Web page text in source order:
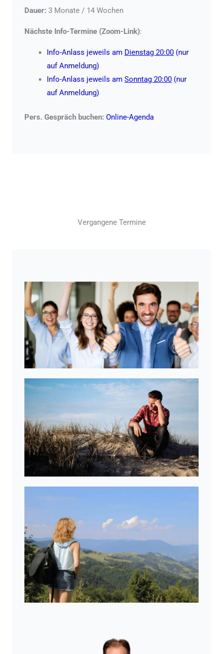
Dauer: 3 Monate / 14 Wochen
Nächste Info-Termine (Zoom-Link):
Info-Anlass jeweils am Dienstag 20:00 (nur
auf Anmeldung)
Info-Anlass jeweils am Sonntag 20:00 (nur
auf Anmeldung)
Pers. Gespräch buchen: Online-Agenda
Vergangene Termine